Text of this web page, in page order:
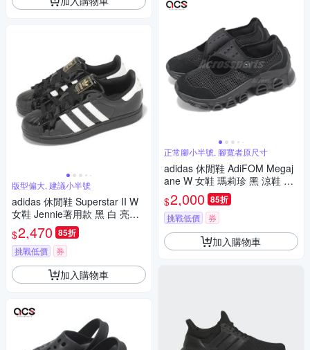
版型偏大, 建議小半號
adidas 休閒鞋 Superstar II W
女鞋 Jennie著用款 黑 白 亮皮
漆皮 貝殼頭 愛迪達 JS4009
$2,470 85折
挑戰低價 券
加入購物車
正常腳小半號, 腳寬者原尺寸
adidas 休閒鞋 AdiFOM Megaj
ane W 女鞋 瑪莉珍 黑 涼鞋 愛
迪達 JI2416
$2,000 85折
挑戰低價 券
加入購物車